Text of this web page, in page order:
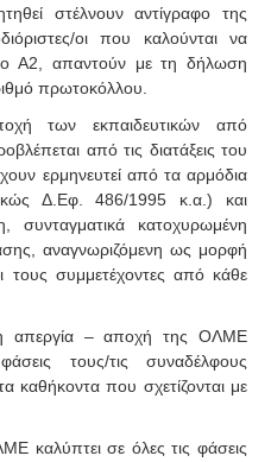
στέλνουν αντίγραφο της
οι που καλούνται να
Α2, απαντούν με τη δήλωση
πρωτοκόλλου.
των εκπαιδευτικών από
από τις διατάξεις του
ερμηνευτεί από τα αρμόδια
Δ.Εφ. 486/1995 κ.α.) και
συνταγματικά κατοχυρωμένη
αναγνωριζόμενη ως μορφή
τους συμμετέχοντες από κάθε
– αποχή της ΟΛΜΕ
τους/τις συναδέλφους
καθήκοντα που σχετίζονται με
καλύπτει σε όλες τις φάσεις